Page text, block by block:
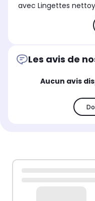
avec Lingettes
Les avis de
Aucun avis